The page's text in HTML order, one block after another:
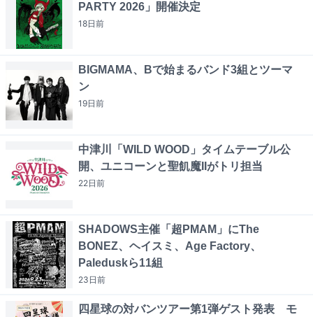
PARTY 2026」開催決定
18日前
BIGMAMA、Bで始まるバンド3組とツーマ
ン
19日前
中津川「WILD WOOD」タイムテーブル公
開、ユニコーンと聖飢魔IIがトリ担当
22日前
SHADOWS主催「超PMAM」にThe
BONEZ、ヘイスミ、Age Factory、
Paleduskら11組
23日前
四星球の対バンツアー第1弾ゲスト発表 モ